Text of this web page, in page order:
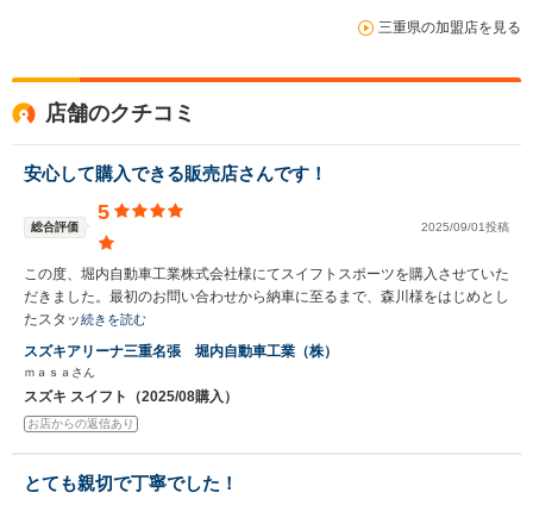
三重県の加盟店を見る
店舗のクチコミ
安心して購入できる販売店さんです！
総合評価
5
2025/09/01投稿
この度、堀内自動車工業株式会社様にてスイフトスポーツを購入させていた
だきました。最初のお問い合わせから納車に至るまで、森川様をはじめとし
たスタッ続きを読む
スズキアリーナ三重名張 堀内自動車工業（株）
ｍａｓａさん
スズキ スイフト（2025/08購入）
お店からの返信あり
とても親切で丁寧でした！